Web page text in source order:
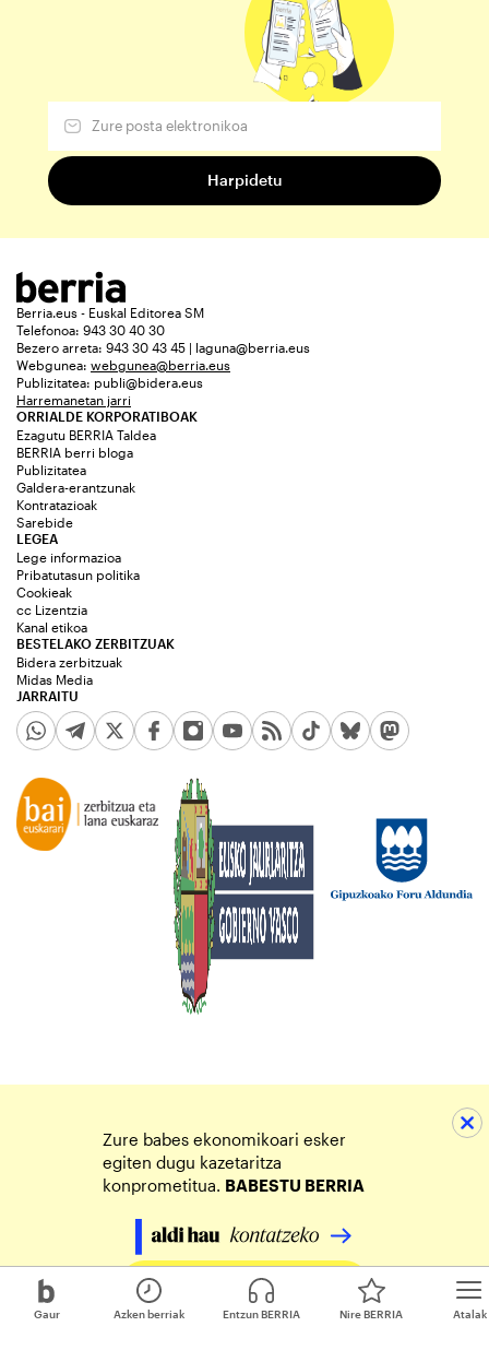
Gaur Atalak
Azken berriak Entzun BERRIA Nire BERRIA
Berria.eus - Euskal Editorea SM
Telefonoa: 943 30 40 30
Bezero arreta: 943 30 43 45 | laguna@berria.eus
Webgunea: webgunea@berria.eus
Publizitatea: publi@bidera.eus
Harremanetan jarri
ORRIALDE KORPORATIBOAK
Ezagutu BERRIA Taldea
BERRIA berri bloga
Publizitatea
Galdera-erantzunak
Kontratazioak
Sarebide
JARRAITU
LEGEA
Lege informazioa
Pribatutasun politika
Cookieak
cc Lizentzia
Kanal etikoa
BESTELAKO ZERBITZUAK
Bidera zerbitzuak
Midas Media
Zure babes ekonomikoari esker
egiten dugu kazetaritza
konprometitua. BABESTU BERRIA
Egin zure ekarpena